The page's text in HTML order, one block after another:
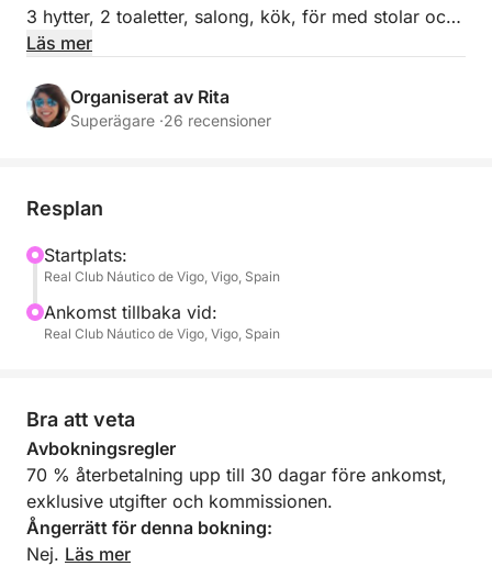
3 hytter, 2 toaletter, salong, kök, för med stolar och
bord och enorm flybridge – det bästa du kan få för
Professionell besättning ombord.
Läs mer
Organiserat av Rita
Superägare ·26 recensioner
Resplan
Startplats:
Real Club Náutico de Vigo, Vigo, Spain
Ankomst tillbaka vid:
Real Club Náutico de Vigo, Vigo, Spain
Bra att veta
Avbokningsregler
70 % återbetalning upp till 30 dagar före ankomst,
exklusive utgifter och kommissionen.
Ångerrätt för denna bokning:
Nej. Läs mer